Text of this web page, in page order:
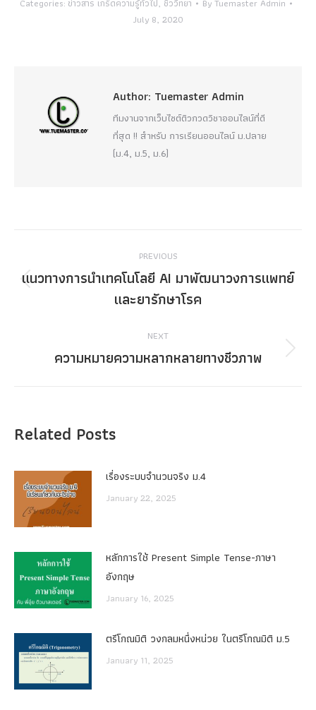
Categories: ข่าวสาร เกร็ดความรู้ทั่วไป, ชีววิทยา ByTuemaster Admin
July 8, 2020
Author: Tuemaster Admin
ทีมงานจากเว็บไซต์ติวกวดวิชาออนไลน์ที่ดี
ที่สุด !! สำหรับ การเรียนออนไลน์ ม.ปลาย
(ม.4, ม.5, ม.6)
navigation
PREVIOUS
Previous
post:
แนวทางการนำเทคโนโลยี AI มาพัฒนาวงการแพทย์
และยารักษาโรค
NEXT
Next
ความหมายความหลากหลายทางชีวภาพ
Related Posts
เรื่องระบบจํานวนจริง ม.4
January 22, 2025
หลักการใช้ Present Simple Tense-ภาษา
อังกฤษ
January 16, 2025
ตรีโกณมิติ วงกลมหนึ่งหน่วย ในตรีโกณมิติ ม.5
January 11, 2025